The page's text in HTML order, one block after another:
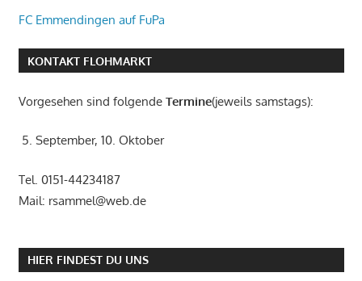
FC Emmendingen auf FuPa
KONTAKT FLOHMARKT
Vorgesehen sind folgende Termine(jeweils samstags):
5. September, 10. Oktober
Tel. 0151-44234187
Mail: rsammel@web.de
HIER FINDEST DU UNS